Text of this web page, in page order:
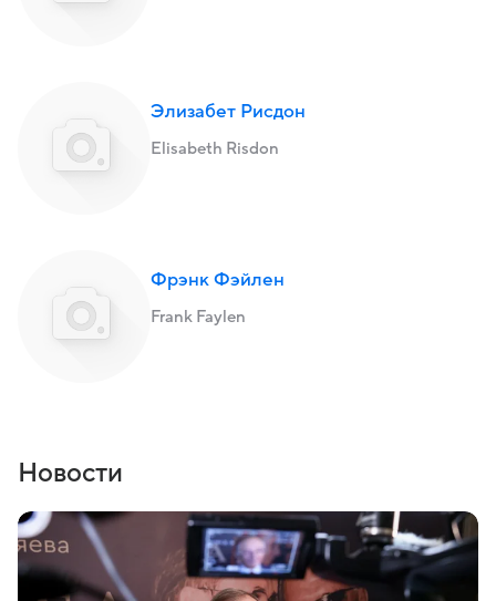
Элизабет Рисдон
Elisabeth Risdon
Фрэнк Фэйлен
Frank Faylen
Новости